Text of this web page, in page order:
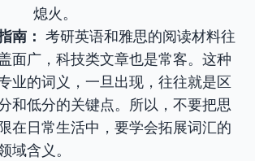
熄火。
南： 考研英语和雅思的阅读材料往
面广，科技类文章也是常客。这种
业的词义，一旦出现，往往就是区
和低分的关键点。所以，不要把思
在日常生活中，要学会拓展词汇的
域含义。